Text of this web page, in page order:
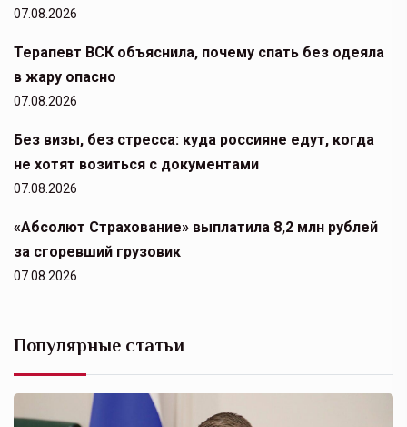
07.08.2026
Терапевт ВСК объяснила, почему спать без одеяла
в жару опасно
07.08.2026
Без визы, без стресса: куда россияне едут, когда
не хотят возиться с документами
07.08.2026
«Абсолют Страхование» выплатила 8,2 млн рублей
за сгоревший грузовик
07.08.2026
Популярные статьи